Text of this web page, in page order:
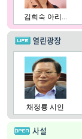
김희숙 아리...
채정룡 시인